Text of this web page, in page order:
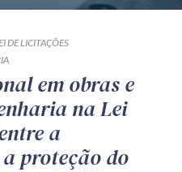
DE LICITAÇÕES
em obras e
na Lei
a
proteção do